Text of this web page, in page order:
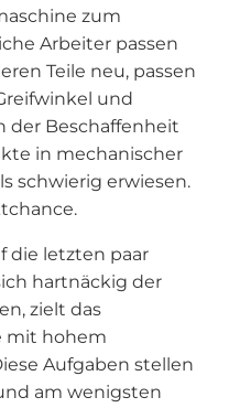
zum
Arbeiter passen
Teile neu, passen
und
der Beschaffenheit
in mechanischer
schwierig erwiesen.
die letzten paar
hartnäckig der
zielt das
mit hohem
Aufgaben stellen
am wenigsten